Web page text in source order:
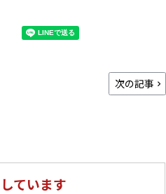
次の記事
ています